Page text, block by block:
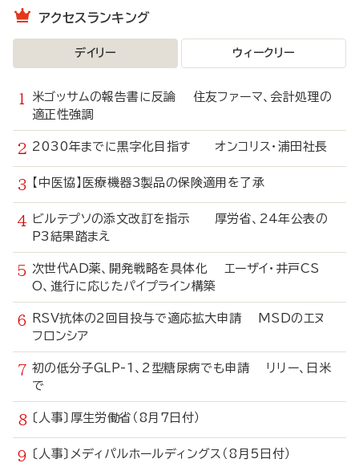
アクセスランキング
デイリー ウィークリー
米ゴッサムの報告書に反論 住友ファーマ、会計処理の
適正性強調
2030年までに黒字化目指す オンコリス・浦田社長
【中医協】医療機器3製品の保険適用を了承
ビルテプソの添文改訂を指示 厚労省、24年公表の
P3結果踏まえ
次世代AD薬、開発戦略を具体化 エーザイ・井戸CS
O、進行に応じたパイプライン構築
RSV抗体の2回目投与で適応拡大申請 MSDのエヌ
フロンシア
初の低分子GLP-1、2型糖尿病でも申請 リリー、日米
で
〔人事〕厚生労働省（8月7日付）
〔人事〕メディパルホールディングス（8月5日付）